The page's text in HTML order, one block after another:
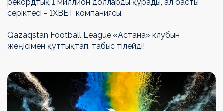
рекордтық 1 миллион долларды құрады, ал басты
серіктесі - 1XBET компаниясы.
Qazaqstan Football League «Астана» клубын
жеңісімен құттықтап, табыс тілейді!